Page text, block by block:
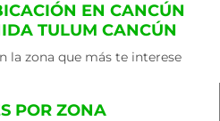
EN CANCÚN
TULUM CANCÚN
la zona que más te interese
POR ZONA